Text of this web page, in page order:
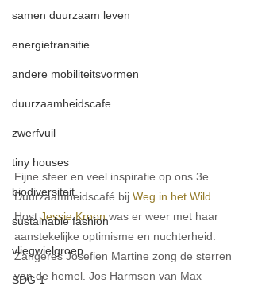
samen duurzaam leven
energietransitie
andere mobiliteitsvormen
duurzaamheidscafe
zwerfvuil
tiny houses
biodiversiteit
sustainable fashion
vliegwielgroep
SDG 1
Fijne sfeer en veel inspiratie op ons 3e
Duurzaamheidscafé bij Weg in het Wild
Host Jessie Kroon was er weer met haar
aanstekelijke optimisme en nuchterheid.
Zangeres Josefien Martine zong de sterren
van de hemel. Jos Harmsen van Max